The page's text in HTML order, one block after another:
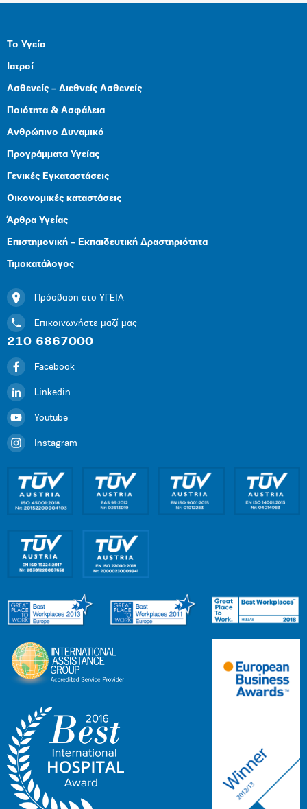
Το Υγεία
Ιατροί
Ασθενείς – Διεθνείς Ασθενείς
Ποιότητα & Ασφάλεια
Ανθρώπινο Δυναμικό
Προγράμματα Υγείας
Γενικές Εγκαταστάσεις
Οικονομικές καταστάσεις
Άρθρα Υγείας
Επιστημονική – Εκπαιδευτική Δραστηριότητα
Τιμοκατάλογος
Πρόσβαση στο ΥΓΕΙΑ
Επικοινωνήστε μαζί μας
210 6867000
Facebook
Linkedin
Youtube
Instagram